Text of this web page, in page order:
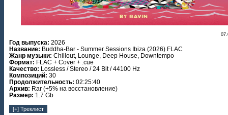
Год выпуска: 2026
Название: Buddha-Bar - Summer Sessions Ibiza (2026) FLAC
Жанр музыки: Chillout, Lounge, Deep House, Downtempo
Формат: FLAC + Cover + .cue
Качество: Lossless / Stereo / 24 Bit / 44100 Hz
Композиций: 30
Продолжительность: 02:25:40
Архив: Rar (+5% на восстановление)
Размер: 1.7 Gb